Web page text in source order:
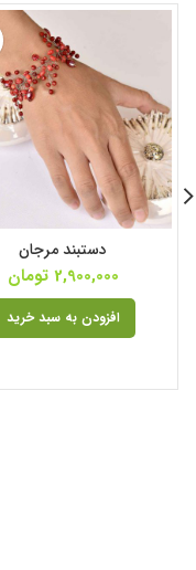
دستبند مرجان
2,900,000 تومان
افزودن به سبد خرید